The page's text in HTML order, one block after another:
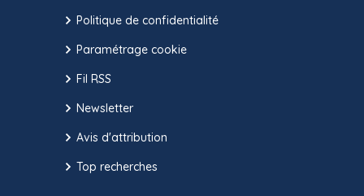
Politique de confidentialité
Paramétrage cookie
Fil RSS
Newsletter
Avis d'attribution
Top recherches